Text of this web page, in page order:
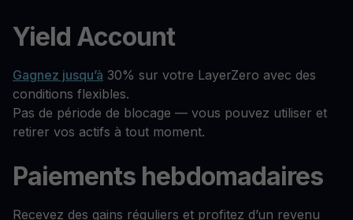
Yield Account
Gagnez jusqu’à 30% sur votre LayerZero avec des
conditions flexibles.
Pas de période de blocage — vous pouvez utiliser et
retirer vos actifs à tout moment.
Paiements hebdomadaires
Recevez des gains réguliers et profitez d’un revenu